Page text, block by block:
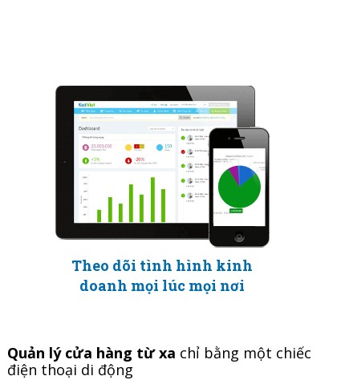
Theo dõi tình hình kinh
doanh mọi lúc mọi nơi
Quản lý cửa hàng từ xa chỉ bằng một chiếc
điện thoại di động